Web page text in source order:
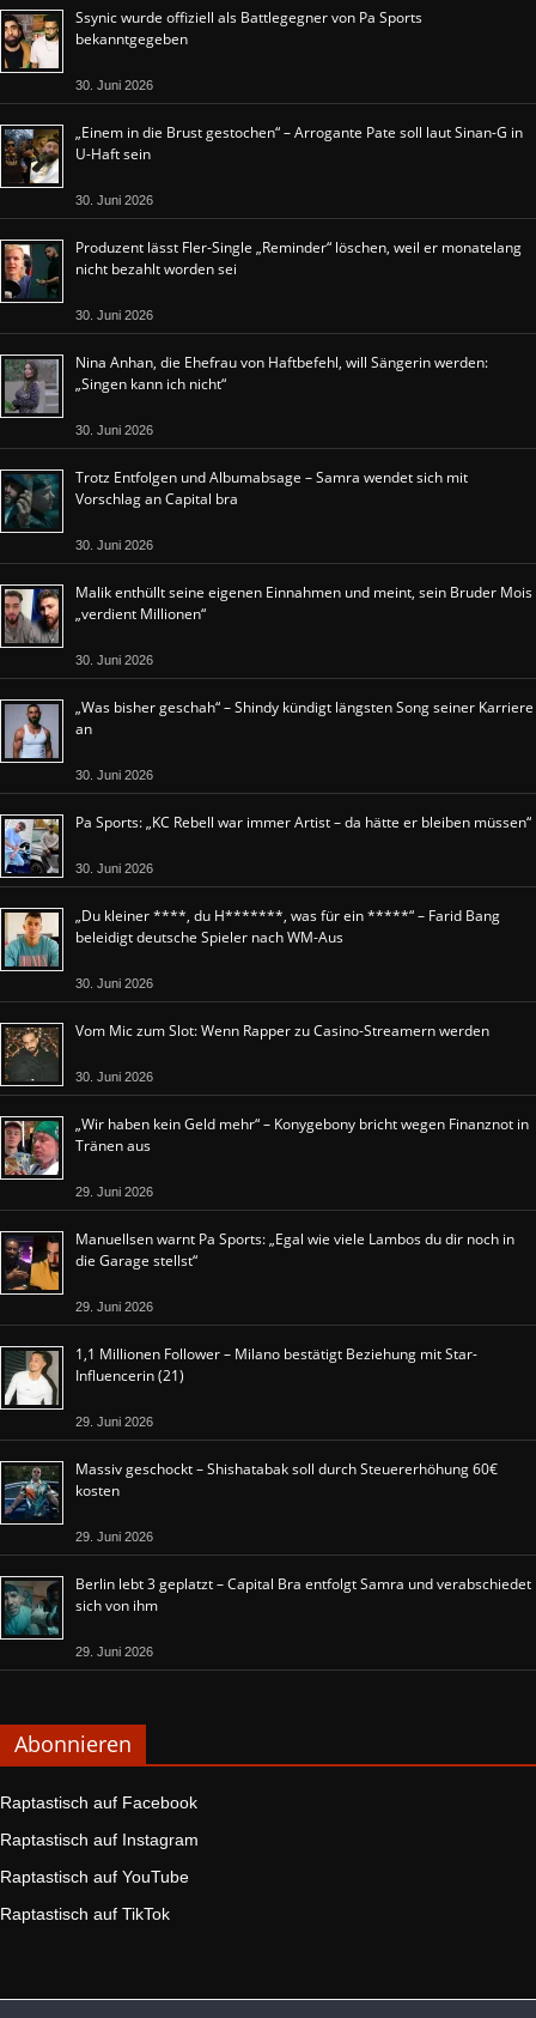
Ssynic wurde offiziell als Battlegegner von Pa Sports
bekanntgegeben
30. Juni 2026
„Einem in die Brust gestochen“ – Arrogante Pate soll laut Sinan-G in
U-Haft sein
30. Juni 2026
Produzent lässt Fler-Single „Reminder“ löschen, weil er monatelang
nicht bezahlt worden sei
30. Juni 2026
Nina Anhan, die Ehefrau von Haftbefehl, will Sängerin werden:
„Singen kann ich nicht“
30. Juni 2026
Trotz Entfolgen und Albumabsage – Samra wendet sich mit
Vorschlag an Capital bra
30. Juni 2026
Malik enthüllt seine eigenen Einnahmen und meint, sein Bruder Mois
„verdient Millionen“
30. Juni 2026
„Was bisher geschah“ – Shindy kündigt längsten Song seiner Karriere
an
30. Juni 2026
Pa Sports: „KC Rebell war immer Artist – da hätte er bleiben müssen“
30. Juni 2026
„Du kleiner ****, du H*******, was für ein *****“ – Farid Bang
beleidigt deutsche Spieler nach WM-Aus
30. Juni 2026
Vom Mic zum Slot: Wenn Rapper zu Casino-Streamern werden
30. Juni 2026
„Wir haben kein Geld mehr“ – Konygebony bricht wegen Finanznot in
Tränen aus
29. Juni 2026
Manuellsen warnt Pa Sports: „Egal wie viele Lambos du dir noch in
die Garage stellst“
29. Juni 2026
1,1 Millionen Follower – Milano bestätigt Beziehung mit Star-
Influencerin (21)
29. Juni 2026
Massiv geschockt – Shishatabak soll durch Steuererhöhung 60€
kosten
29. Juni 2026
Berlin lebt 3 geplatzt – Capital Bra entfolgt Samra und verabschiedet
sich von ihm
29. Juni 2026
Abonnieren
Raptastisch auf Facebook
Raptastisch auf Instagram
Raptastisch auf YouTube
Raptastisch auf TikTok